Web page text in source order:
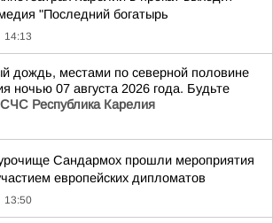
"Последний богатырь
14:13
дождь, местами по северной половине
ночью 07 августа 2026 года. Будьте
Республика Карелия
Сандармох прошли мероприятия
европейских дипломатов
13:50